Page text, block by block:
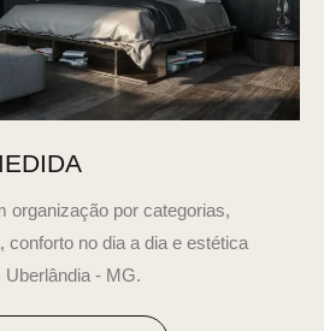
organização por categorias,
conforto no dia a dia e estética
Uberlândia - MG.